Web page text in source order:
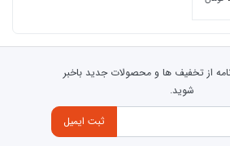
از تخفیف ها و محصولات جدید باخبر
شوید.
ثبت ایمیل